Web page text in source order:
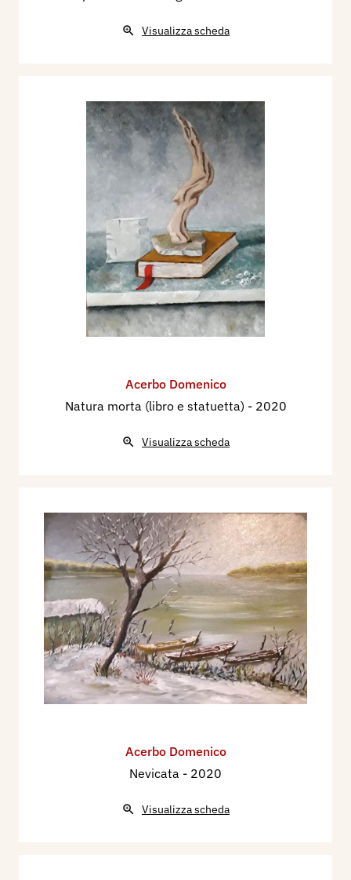
Visualizza scheda
Acerbo Domenico
Natura morta (libro e statuetta) - 2020
Visualizza scheda
Acerbo Domenico
Nevicata - 2020
Visualizza scheda